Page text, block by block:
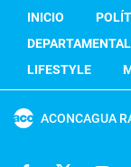
INICIO
LIFESTYLE
ACONCAGUA